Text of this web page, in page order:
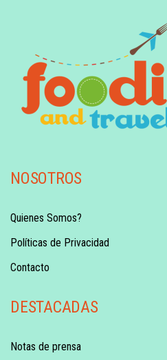
NOSOTROS
Quienes Somos?
Políticas de Privacidad
Contacto
DESTACADAS
Notas de prensa